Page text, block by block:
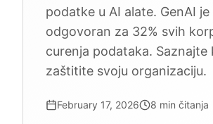
podatke u AI alate. GenAI je
odgovoran za 32% svih
curenja podataka. Saznajte
zaštitite svoju organizaciju.
February 17, 2026 8 min čitanja